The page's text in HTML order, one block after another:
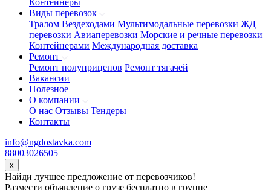
Контейнеры
Виды перевозок
Тралом Вездеходами Мультимодальные перевозки ЖД
перевозки Авиаперевозки Морские и речные перевозки
Контейнерами Международная доставка
Ремонт
Ремонт полуприцепов Ремонт тягачей
Вакансии
Полезное
О компании
О нас Отзывы Тендеры
Контакты
info@ngdostavka.com
88003026505
x
Найди лучшее предложение от перевозчиков!
Размести объявление о грузе бесплатно в группе